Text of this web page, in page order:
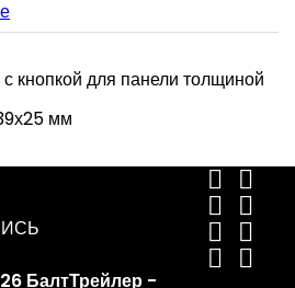
кнопкой для панели толщиной
мм
 
 
 
 
БалтТрейлер -